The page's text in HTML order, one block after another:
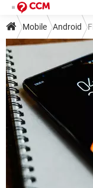
Mobile Android